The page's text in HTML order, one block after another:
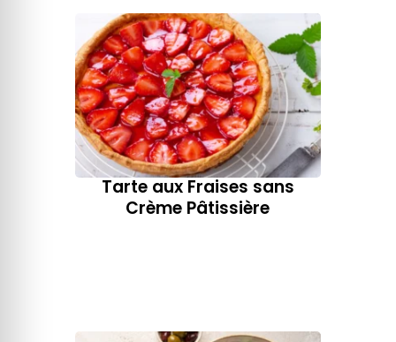
Tarte aux Fraises sans
Crème Pâtissière